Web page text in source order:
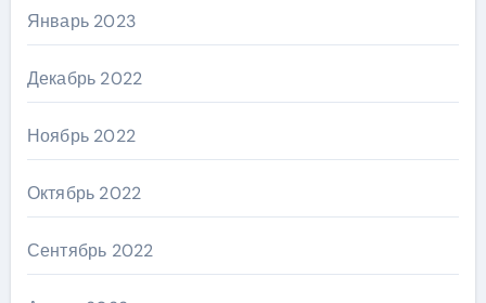
Январь 2023
Декабрь 2022
Ноябрь 2022
Октябрь 2022
Сентябрь 2022